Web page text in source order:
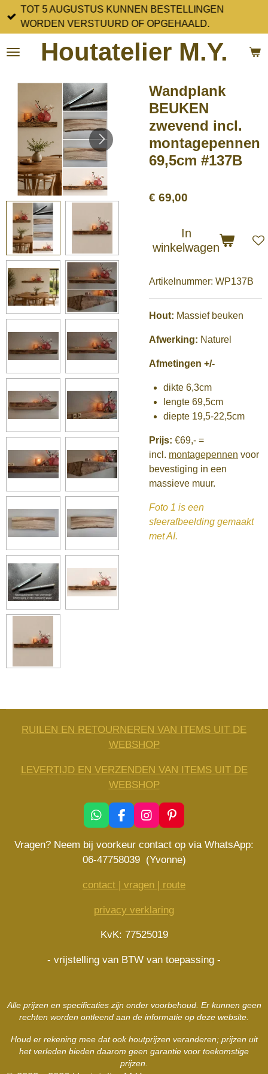
Ga
direct
de
Houtatelier M.Y.
TOT 5 AUGUSTUS KUNNEN BESTELLINGEN
WORDEN VERSTUURD OF OPGEHAALD.
Wandplank
BEUKEN
zwevend incl.
montagepennen
69,5cm #137B
€ 69,00
In
winkelwagen
Artikelnummer: WP137B
Hout: Massief beuken
Afwerking: Naturel
Afmetingen +/-
dikte 6,3cm
lengte 69,5cm
diepte 19,5-22,5cm
Prijs: €69,- =
incl. montagepennen voor
bevestiging in een
massieve muur.
Foto 1 is een
sfeerafbeelding gemaakt
met AI.
RUILEN EN RETOURNEREN VAN ITEMS UIT DE
WEBSHOP
LEVERTIJD EN VERZENDEN VAN ITEMS UIT DE
WEBSHOP
W
h
a
s
p
F
a
c
e
b
o
I
n
s
t
a
r
m
P
i
n
e
e
t
Vragen? Neem bij voorkeur contact op via WhatsApp:
06-47758039 (Yvonne)
contact | vragen | route
privacy verklaring
KvK: 77525019
- vrijstelling van BTW van toepassing -
Alle prijzen en specificaties zijn onder voorbehoud. Er kunnen geen
rechten worden ontleend aan de informatie op deze website.
Houd er rekening mee dat ook houtprijzen veranderen; prijzen uit
het verleden bieden daarom geen garantie voor toekomstige
prijzen.